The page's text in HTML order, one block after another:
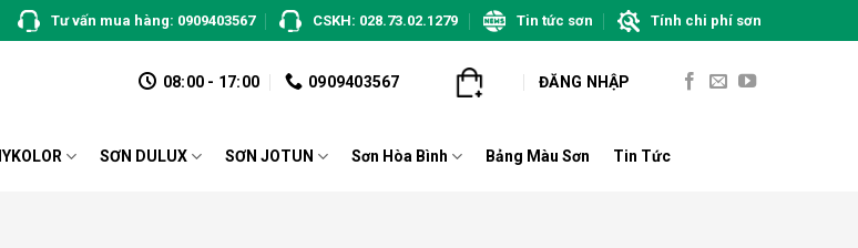
Tư vấn mua hàng: 0909403567 CSKH: 028.73.02.1279 Tin tức sơn Tính chi phí sơn
08:00 - 17:00 0909403567 ĐĂNG NHẬP
SƠN DULUX SƠN JOTUN Sơn Hòa Bình Bảng Màu Sơn Tin Tức